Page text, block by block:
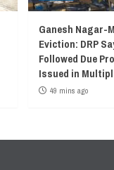
Ganesh Nagar-
Eviction: DRP
Followed Due
Issued in
49 mins ago